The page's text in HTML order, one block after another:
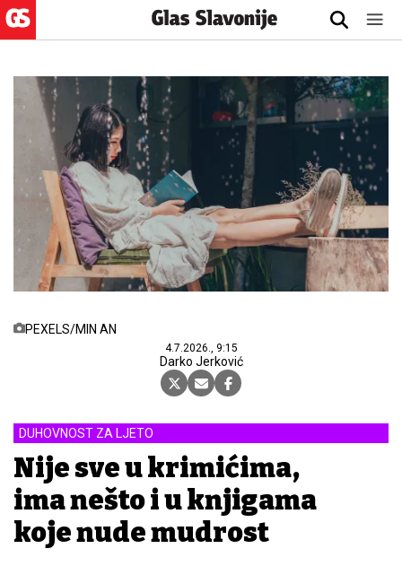
PEXELS/MIN AN
4.7.2026., 9:15
Darko Jerković
DUHOVNOST ZA LJETO
Nije sve u krimićima,
ima nešto i u knjigama
koje nude mudrost